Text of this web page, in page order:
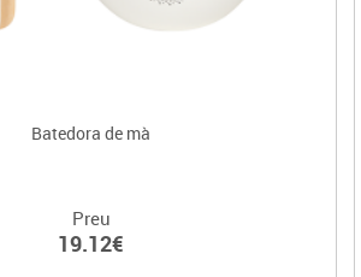
Batedora de mà
Preu
19.12€